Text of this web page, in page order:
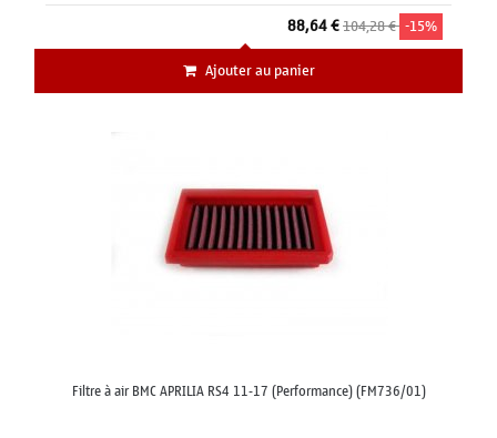
88,64 €104,28 € -15%
Ajouter au panier
Filtre à air BMC APRILIA RS4 11-17 (Performance) (FM736/01)